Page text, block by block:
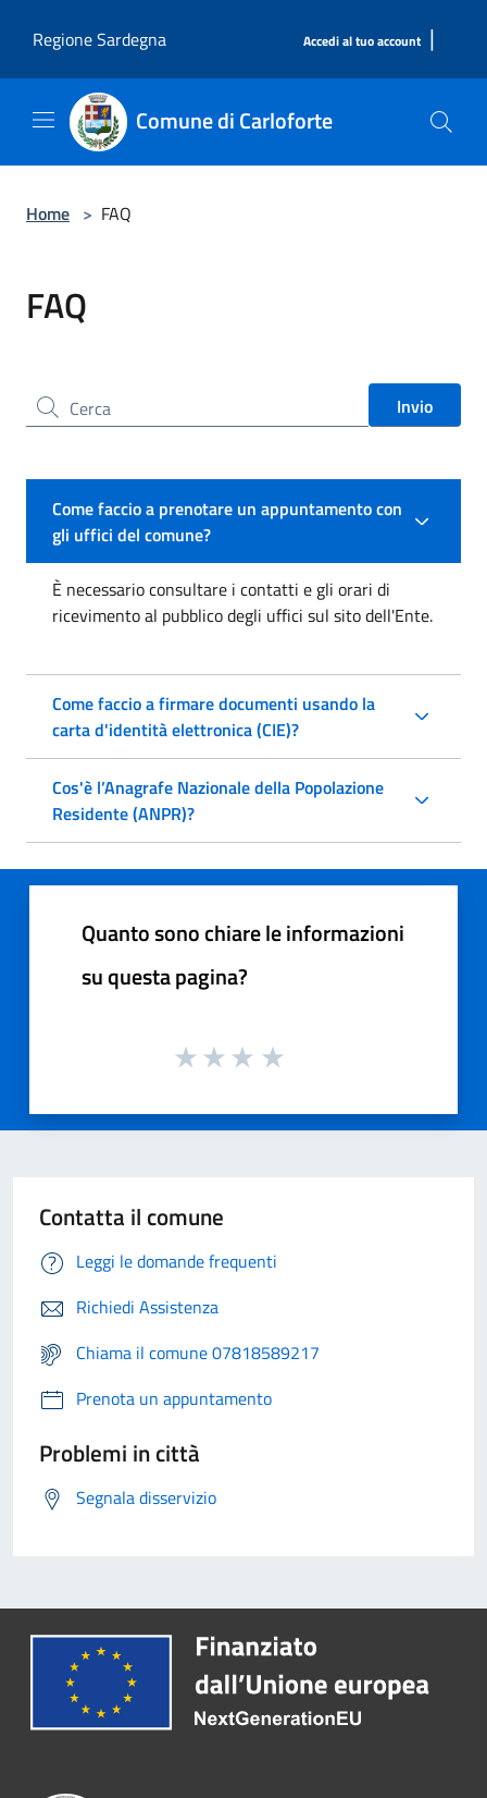
Regione Sardegna
Accedi al tuo account |
Comune di Carloforte
Home > FAQ
FAQ
Cerca nel sito Invio
Come faccio a prenotare un appuntamento con
gli uffici del comune?
È necessario consultare i contatti e gli orari di
ricevimento al pubblico degli uffici sul sito dell'Ente.
Come faccio a firmare documenti usando la
carta d'identità elettronica (CIE)?
Cos'è l’Anagrafe Nazionale della Popolazione
Residente (ANPR)?
Quanto sono chiare le informazioni
su questa pagina?
Contatta il comune
Leggi le domande frequenti
Richiedi Assistenza
Chiama il comune 07818589217
Prenota un appuntamento
Problemi in città
Segnala disservizio